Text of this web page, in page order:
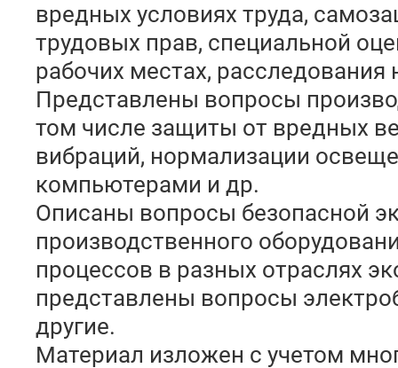
вредных условиях труда,
трудовых прав, специальной
рабочих местах, расследования
Представлены вопросы
том числе защиты от вредных
вибраций, нормализации
компьютерами и др.
Описаны вопросы безопасной
производственного
процессов в разных отраслях
представлены вопросы
другие.
Материал изложен с учетом